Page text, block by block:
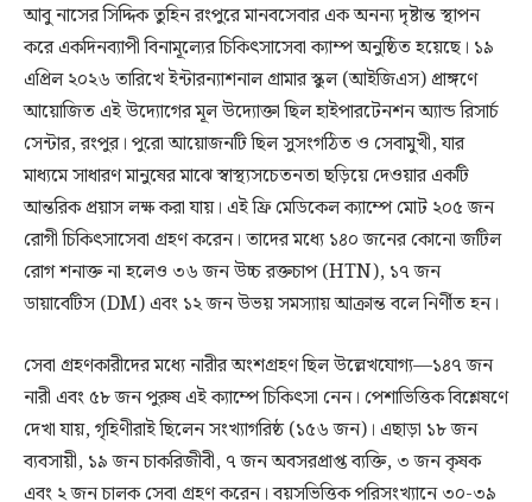
আবু নাসের সিদ্দিক তুহিন রংপুরে মানবসেবার এক অনন্য দৃষ্টান্ত স্থাপন
করে একদিনব্যাপী বিনামূল্যের চিকিৎসাসেবা ক্যাম্প অনুষ্ঠিত হয়েছে। ১৯
এপ্রিল ২০২৬ তারিখে ইন্টারন্যাশনাল গ্রামার স্কুল (আইজিএস) প্রাঙ্গণে
আয়োজিত এই উদ্যোগের মূল উদ্যোক্তা ছিল হাইপারটেনশন অ্যান্ড রিসার্চ
সেন্টার, রংপুর। পুরো আয়োজনটি ছিল সুসংগঠিত ও সেবামুখী, যার
মাধ্যমে সাধারণ মানুষের মাঝে স্বাস্থ্যসচেতনতা ছড়িয়ে দেওয়ার একটি
আন্তরিক প্রয়াস লক্ষ করা যায়। এই ফ্রি মেডিকেল ক্যাম্পে মোট ২০৫ জন
রোগী চিকিৎসাসেবা গ্রহণ করেন। তাদের মধ্যে ১৪০ জনের কোনো জটিল
রোগ শনাক্ত না হলেও ৩৬ জন উচ্চ রক্তচাপ (HTN), ১৭ জন
ডায়াবেটিস (DM) এবং ১২ জন উভয় সমস্যায় আক্রান্ত বলে নির্ণীত হন।
সেবা গ্রহণকারীদের মধ্যে নারীর অংশগ্রহণ ছিল উল্লেখযোগ্য—১৪৭ জন
নারী এবং ৫৮ জন পুরুষ এই ক্যাম্পে চিকিৎসা নেন। পেশাভিত্তিক বিশ্লেষণে
দেখা যায়, গৃহিণীরাই ছিলেন সংখ্যাগরিষ্ঠ (১৫৬ জন)। এছাড়া ১৮ জন
ব্যবসায়ী, ১৯ জন চাকরিজীবী, ৭ জন অবসরপ্রাপ্ত ব্যক্তি, ৩ জন কৃষক
এবং ২ জন চালক সেবা গ্রহণ করেন। বয়সভিত্তিক পরিসংখ্যানে ৩০-৩৯